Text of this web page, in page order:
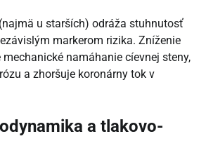
(najmä u starších) odráža stuhnutosť
markerom rizika. Zníženie
namáhanie cíevnej steny,
a zhoršuje koronárny tok v
a tlakovo-